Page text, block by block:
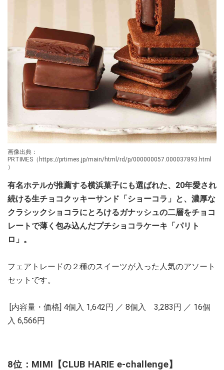
画像出典：
PRTIMES（https://prtimes.jp/main/html/rd/p/000000057.000037893.html
）
有名ホテルが推薦する横浜菓子にも選ばれた、20年愛され
続ける生チョコクッキーサンド「ショーコラ」と、濃厚な
クラシックショコラにとろけるガナッシュの二層をチョコ
レートで薄く包み込んだプチショコラケーキ「パリト
ロ」。
フェアトレードの２種のスイーツが入った人気のアソート
セットです。
[内容量・価格] 4個入 1,642円 ／ 8個入 3,283円 ／ 16個
入 6,566円
8位：MIMI【CLUB HARIE e-challenge】